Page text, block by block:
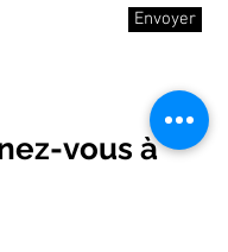
Envoyer
vous à